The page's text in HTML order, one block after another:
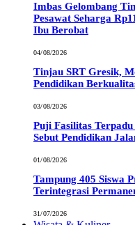
Imbas Gelombang
Pesawat Seharga
Ibu Berobat
04/08/2026
Tinjau SRT Gresik,
Pendidikan
03/08/2026
Puji Fasilitas
Sebut Pendidikan
01/08/2026
Tampung 405 Siswa
Terintegrasi
31/07/2026